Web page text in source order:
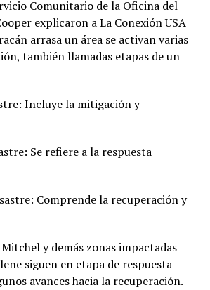
Comunitario de la Oficina del
explicaron a La Conexión USA
arrasa un área se activan varias
también llamadas etapas de un
Incluye la mitigación y
Se refiere a la respuesta
Comprende la recuperación y
y demás zonas impactadas
siguen en etapa de respuesta
avances hacia la recuperación.